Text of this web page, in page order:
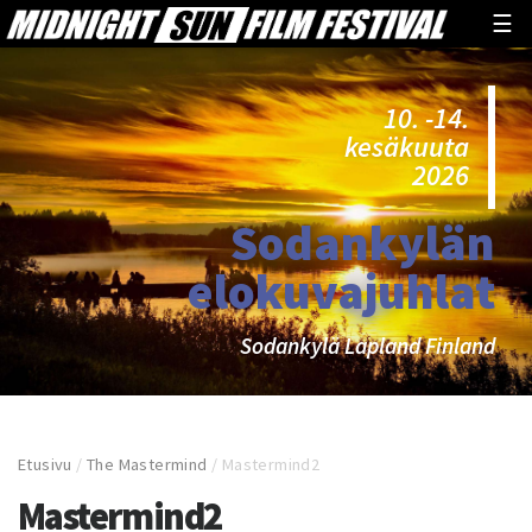
☰
10. -14.
kesäkuuta
2026
Sodankylän
elokuvajuhlat
Sodankylä Lapland Finland
Etusivu /The Mastermind / Mastermind2
Mastermind2